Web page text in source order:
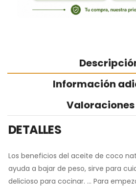
Información
DETALLES
Los beneficios del aceite de coco
ayuda a bajar de peso, sirve para
delicioso para cocinar. … Para